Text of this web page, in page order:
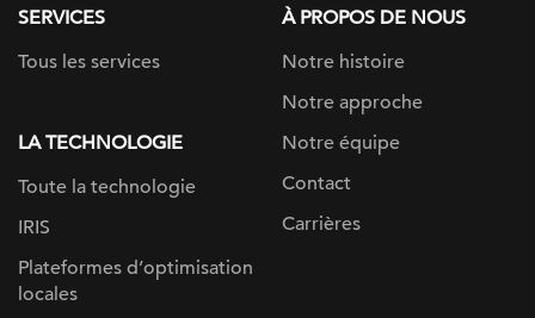
SERVICES
Tous les services
LA TECHNOLOGIE
Toute la technologie
IRIS
Plateformes d’optimisation
locales
À PROPOS DE NOUS
Notre histoire
Notre approche
Notre équipe
Contact
Carrières